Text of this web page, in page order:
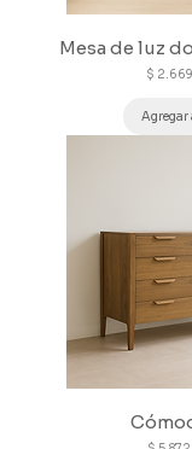
Mesa de luz
Precio
$